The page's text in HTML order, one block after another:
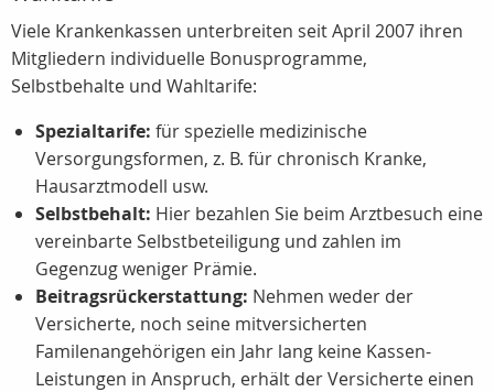
Viele Krankenkassen unterbreiten seit April 2007 ihren
Mitgliedern individuelle Bonusprogramme,
Selbstbehalte und Wahltarife:
Spezialtarife: für spezielle medizinische
Versorgungsformen, z. B. für chronisch Kranke,
Hausarztmodell usw.
Selbstbehalt: Hier bezahlen Sie beim Arztbesuch eine
vereinbarte Selbstbeteiligung und zahlen im
Gegenzug weniger Prämie.
Beitragsrückerstattung: Nehmen weder der
Versicherte, noch seine mitversicherten
Familenangehörigen ein Jahr lang keine Kassen-
Leistungen in Anspruch, erhält der Versicherte einen